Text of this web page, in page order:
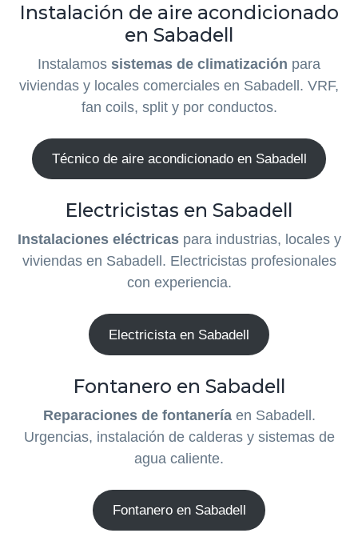
Instalación de aire acondicionado
en Sabadell
Instalamos sistemas de climatización para
viviendas y locales comerciales en Sabadell. VRF,
fan coils, split y por conductos.
Técnico de aire acondicionado en Sabadell
Electricistas en Sabadell
Instalaciones eléctricaspara industrias, locales y
viviendas en Sabadell. Electricistas profesionales
con experiencia.
Electricista en Sabadell
Fontanero en Sabadell
Reparaciones de fontaneríaen Sabadell.
Urgencias, instalación de calderas y sistemas de
agua caliente.
Fontanero en Sabadell